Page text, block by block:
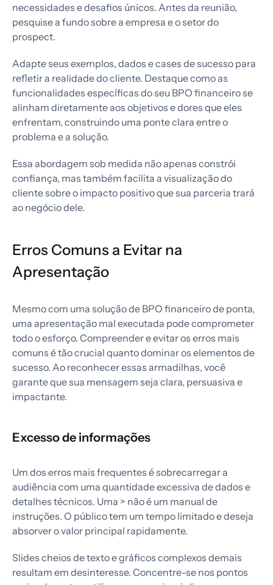
necessidades e desafios únicos. Antes da reunião,
pesquise a fundo sobre a empresa e o setor do
prospect.
Adapte seus exemplos, dados e cases de sucesso para
refletir a realidade do cliente. Destaque como as
funcionalidades específicas do seu BPO financeiro se
alinham diretamente aos objetivos e dores que eles
enfrentam, construindo uma ponte clara entre o
problema e a solução.
Essa abordagem sob medida não apenas constrói
confiança, mas também facilita a visualização do
cliente sobre o impacto positivo que sua parceria trará
ao negócio dele.
Erros Comuns a Evitar na
Apresentação
Mesmo com uma solução de BPO financeiro de ponta,
uma apresentação mal executada pode comprometer
todo o esforço. Compreender e evitar os erros mais
comuns é tão crucial quanto dominar os elementos de
sucesso. Ao reconhecer essas armadilhas, você
garante que sua mensagem seja clara, persuasiva e
impactante.
Excesso de informações
Um dos erros mais frequentes é sobrecarregar a
audiência com uma quantidade excessiva de dados e
detalhes técnicos. Uma > não é um manual de
instruções. O público tem um tempo limitado e deseja
absorver o valor principal rapidamente.
Slides cheios de texto e gráficos complexos demais
resultam em desinteresse. Concentre-se nos pontos